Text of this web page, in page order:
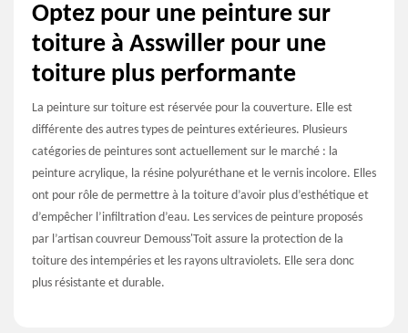
Optez pour une peinture sur
toiture à Asswiller pour une
toiture plus performante
La peinture sur toiture est réservée pour la couverture. Elle est
différente des autres types de peintures extérieures. Plusieurs
catégories de peintures sont actuellement sur le marché : la
peinture acrylique, la résine polyuréthane et le vernis incolore. Elles
ont pour rôle de permettre à la toiture d’avoir plus d’esthétique et
d’empêcher l’infiltration d’eau. Les services de peinture proposés
par l’artisan couvreur Demouss'Toit assure la protection de la
toiture des intempéries et les rayons ultraviolets. Elle sera donc
plus résistante et durable.